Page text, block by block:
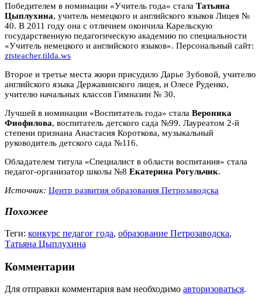
Победителем в номинации «Учитель года» стала Татьяна
Цыплухина, учитель немецкого и английского языков Лицея №
40. В 2011 году она с отличием окончила Карельскую
государственную педагогическую академию по специальности
«Учитель немецкого и английского языков». Персональный сайт:
ztsteacher.tilda.ws
Второе и третье места жюри присудило Дарье Зубовой, учителю
английского языка Державинского лицея, и Олесе Руденко,
учителю начальных классов Гимназии № 30.
Лучшей в номинации «Воспитатель года» стала Вероника
Фиофилова, воспитатель детского сада №99. Лауреатом 2-й
степени признана Анастасия Короткова, музыкальный
руководитель детского сада №116.
Обладателем титула «Специалист в области воспитания» стала
педагог-организатор школы №8 Екатерина Рогульчик.
Источник: Центр развития образования Петрозаводска
Похожее
Теги: конкурс педагог года, образование Петрозаводска,
Татьяна Цыплухина
Комментарии
Для отправки комментария вам необходимо авторизоваться.